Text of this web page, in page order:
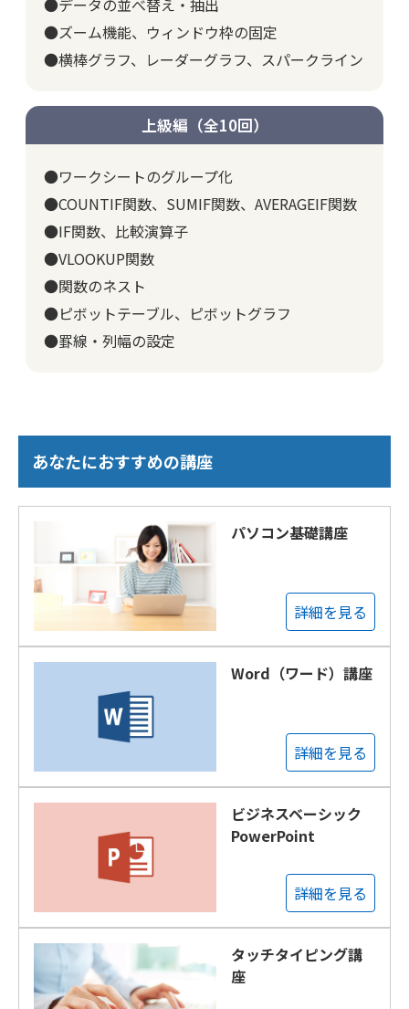
●データの並べ替え・抽出
●ズーム機能、ウィンドウ枠の固定
●横棒グラフ、レーダーグラフ、スパークライン
上級編（全10回）
●ワークシートのグループ化
●COUNTIF関数、SUMIF関数、AVERAGEIF関数
●IF関数、比較演算子
●VLOOKUP関数
●関数のネスト
●ピボットテーブル、ピボットグラフ
●罫線・列幅の設定
あなたにおすすめの講座
パソコン基礎講座
詳細を見る
Word（ワード）講座
詳細を見る
ビジネスベーシック
PowerPoint
詳細を見る
タッチタイピング講
座